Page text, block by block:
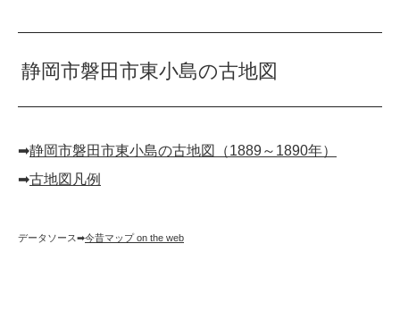
静岡市磐田市東小島の古地図
➡︎静岡市磐田市東小島の古地図（1889～1890年）
➡︎古地図凡例
データソース➡︎今昔マップ on the web